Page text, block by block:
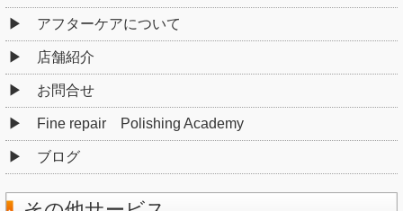
アフターケアについて
店舗紹介
お問合せ
Fine repair Polishing Academy
ブログ